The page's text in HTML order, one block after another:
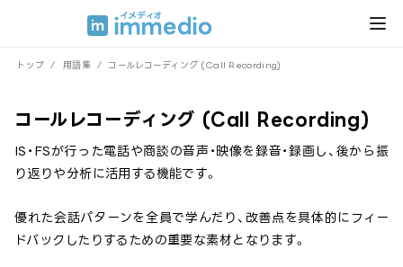
トップ / 用語集 / コールレコーディング (Call Recording)
コールレコーディング (Call Recording)
IS・FSが行った電話や商談の音声・映像を録音・録画し、後から振
り返りや分析に活用する機能です。
優れた会話パターンを全員で学んだり、改善点を具体的にフィー
ドバックしたりするための重要な素材となります。